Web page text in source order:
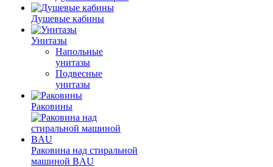
Душевые кабины
Унитазы
Напольные
унитазы
Подвесные
унитазы
Раковины
Раковина над стиральной
машиной BAU